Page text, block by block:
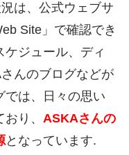
は、公式ウェブサ
Site」で確認でき
ケジュール、ディ
んのブログなどが
では、日々の思い
り、 ASKAさんの
となっています.